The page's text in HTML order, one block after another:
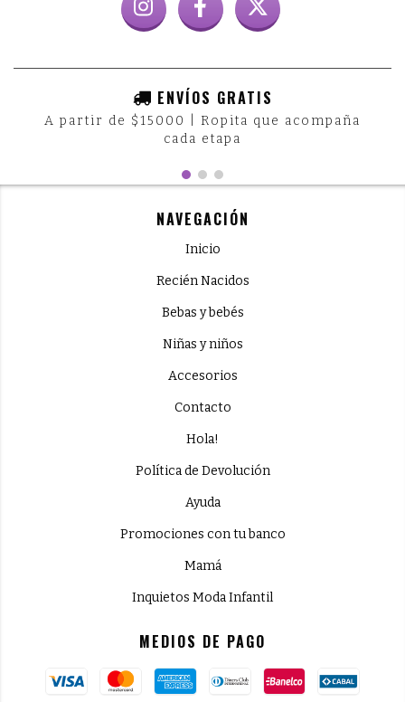
ENVÍOS GRATIS
A partir de $15000 | Ropita que acompaña
cada etapa
NAVEGACIÓN
Inicio
Recién Nacidos
Bebas y bebés
Niñas y niños
Accesorios
Contacto
Hola!
Política de Devolución
Ayuda
Promociones con tu banco
Mamá
Inquietos Moda Infantil
MEDIOS DE PAGO